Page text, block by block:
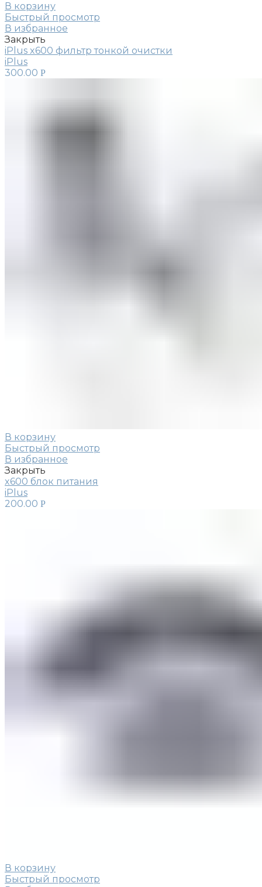
В корзину
Быстрый просмотр
В избранное
Закрыть
iPlus x600 фильтр тонкой очистки
iPlus
300.00 Р
В корзину
Быстрый просмотр
В избранное
Закрыть
x600 блок питания
iPlus
200.00 Р
В корзину
Быстрый просмотр